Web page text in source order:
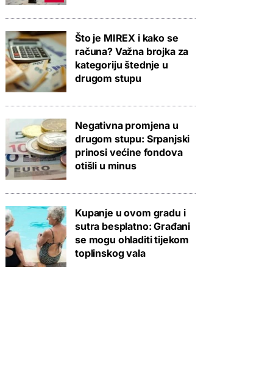
Što je MIREX i kako se
računa? Važna brojka za
kategoriju štednje u
drugom stupu
Negativna promjena u
drugom stupu: Srpanjski
prinosi većine fondova
otišli u minus
Kupanje u ovom gradu i
sutra besplatno: Građani
se mogu ohladiti tijekom
toplinskog vala